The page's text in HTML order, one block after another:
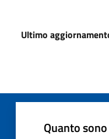
Ultimo
Quanto